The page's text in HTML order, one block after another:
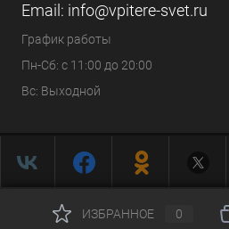
Email: info@vpitere-svet.ru
График работы
Пн-Сб: с 11:00 до 20:00
Вс: Выходной
ИЗБРАННОЕ 0